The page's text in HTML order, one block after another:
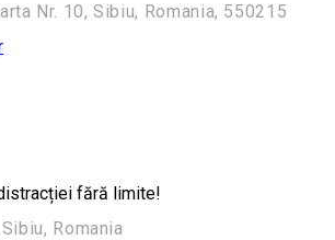
Nr. 10, Sibiu, Romania, 550215
fără limite!
Romania